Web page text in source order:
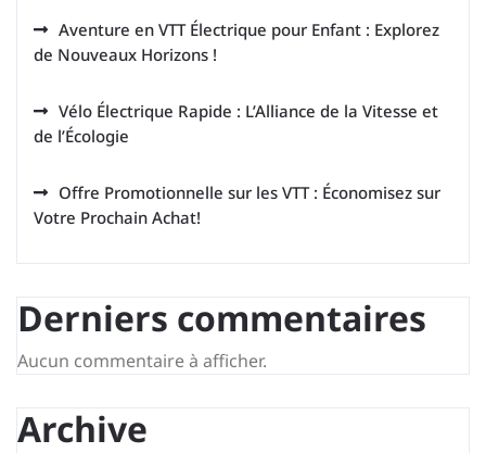
Aventure en VTT Électrique pour Enfant : Explorez
de Nouveaux Horizons !
Vélo Électrique Rapide : L’Alliance de la Vitesse et
de l’Écologie
Offre Promotionnelle sur les VTT : Économisez sur
Votre Prochain Achat!
Derniers commentaires
Aucun commentaire à afficher.
Archive